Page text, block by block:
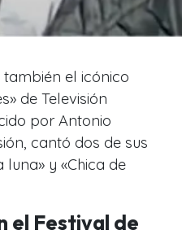
también el icónico
de Televisión
por Antonio
cantó dos de sus
luna» y «Chica de
el Festival de